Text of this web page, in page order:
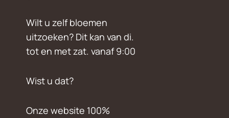
Wilt u zelf bloemen
uitzoeken? Dit kan van di.
tot en met zat. vanaf 9:00
Wist u dat?
Onze website 100%